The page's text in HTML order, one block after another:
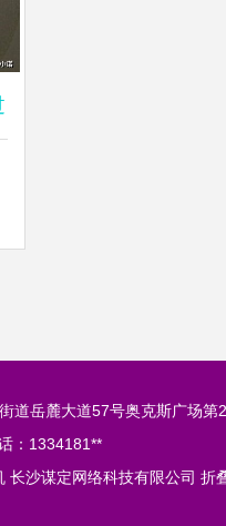
道岳麓大道57号奥克斯广场第
：1334181**
长沙谋定网络科技有限公司 折